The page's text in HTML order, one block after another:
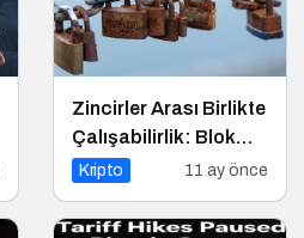
Zincirler Arası Birlikte
Çalışabilirlik: Blok
Zincirlerin Geleceği
Kripto 11 ay önce